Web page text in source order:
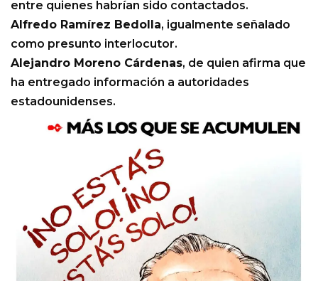
entre quienes habrían sido contactados.
Alfredo Ramírez Bedolla, igualmente señalado
como presunto interlocutor.
Alejandro Moreno Cárdenas, de quien afirma que
ha entregado información a autoridades
estadounidenses.